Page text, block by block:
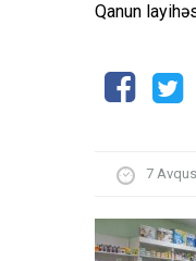
Qanun
7